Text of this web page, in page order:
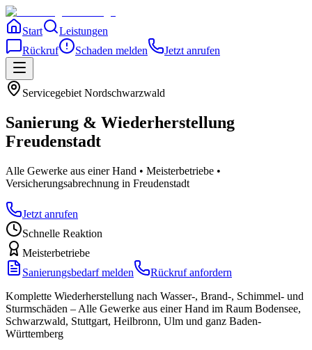
Start
Leistungen
Rückruf
Schaden melden Jetzt anrufen
Servicegebiet Nordschwarzwald
Sanierung & Wiederherstellung
Freudenstadt
Alle Gewerke aus einer Hand • Meisterbetriebe •
Versicherungsabrechnung in Freudenstadt
Jetzt anrufen
Schnelle Reaktion
Meisterbetriebe
Sanierungsbedarf melden
Rückruf anfordern
Komplette Wiederherstellung nach Wasser-, Brand-, Schimmel- und
Sturmschäden – Alle Gewerke aus einer Hand im Raum Bodensee,
Schwarzwald, Stuttgart, Heilbronn, Ulm und ganz Baden-
Württemberg